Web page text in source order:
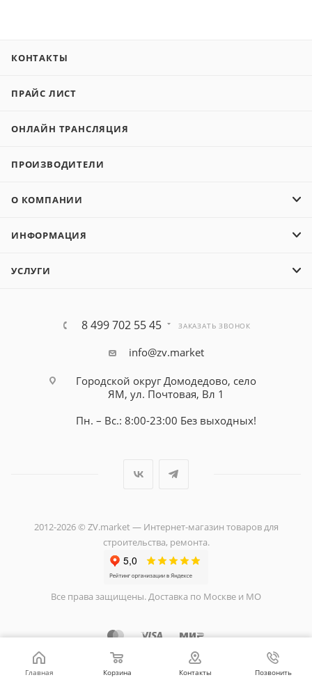
КОНТАКТЫ
ПРАЙС ЛИСТ
ОНЛАЙН ТРАНСЛЯЦИЯ
ПРОИЗВОДИТЕЛИ
О КОМПАНИИ
ИНФОРМАЦИЯ
УСЛУГИ
8 499 702 55 45 ЗАКАЗАТЬ ЗВОНОК
info@zv.market
Городской округ Домодедово, село
ЯМ, ул. Почтовая, Вл 1
Пн. – Вс.: 8:00-23:00 Без выходных!
2012-2026 © ZV.market — Интернет-магазин товаров для
строительства, ремонта.
Все права защищены. Доставка по Москве и МО
Главная Корзина Контакты Позвонить